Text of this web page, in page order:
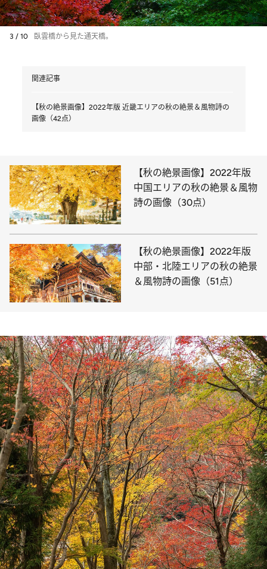
3 / 10 臥雲橋から見た通天橋。
関連記事
【秋の絶景画像】2022年版 近畿エリアの秋の絶景＆風物詩の
画像（42点）
【秋の絶景画像】2022年版
中国エリアの秋の絶景＆風物
詩の画像（30点）
【秋の絶景画像】2022年版
中部・北陸エリアの秋の絶景
＆風物詩の画像（51点）